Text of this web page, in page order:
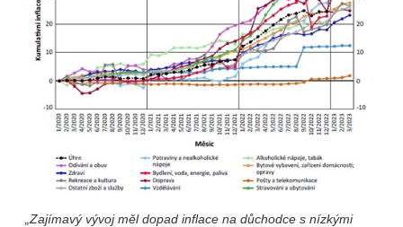
„Zajímavý vývoj měl dopad inflace na důchodce s nízkými